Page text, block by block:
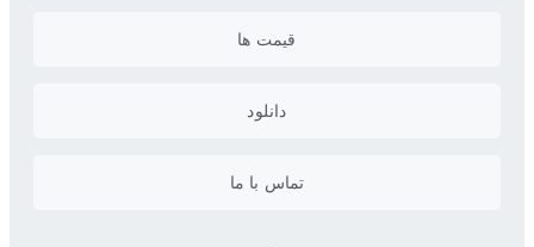
قیمت ها
دانلود
تماس با ما